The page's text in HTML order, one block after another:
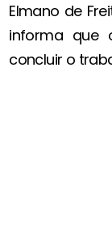
Elmano de
informa que
concluir o